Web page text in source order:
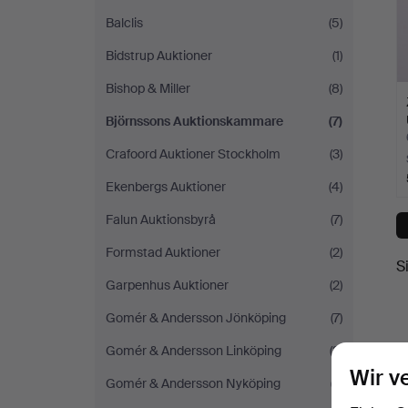
Balclis
(5)
Bidstrup Auktioner
(1)
Bishop & Miller
(8)
Björnssons Auktionskammare
(7)
Crafoord Auktioner Stockholm
(3)
Ekenbergs Auktioner
(4)
Falun Auktionsbyrå
(7)
Formstad Auktioner
(2)
Garpenhus Auktioner
(2)
Gomér & Andersson Jönköping
(7)
Gomér & Andersson Linköping
(3)
Gomér & Andersson Nyköping
(7)
Wir